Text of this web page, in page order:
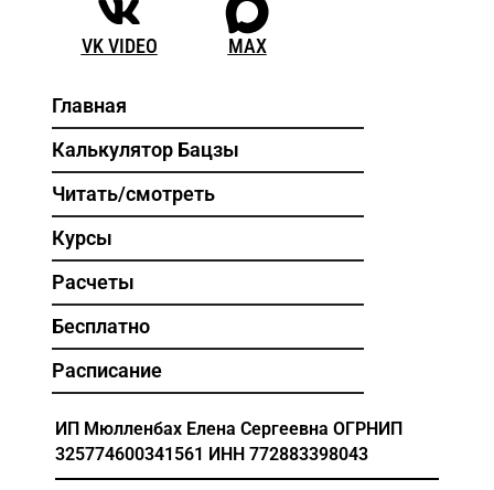
VK VIDEO MAX
Главная
Калькулятор Бацзы
Читать/смотреть
Курсы
Расчеты
Бесплатно
Расписание
ИП Мюлленбах Елена Сергеевна ОГРНИП
325774600341561 ИНН 772883398043